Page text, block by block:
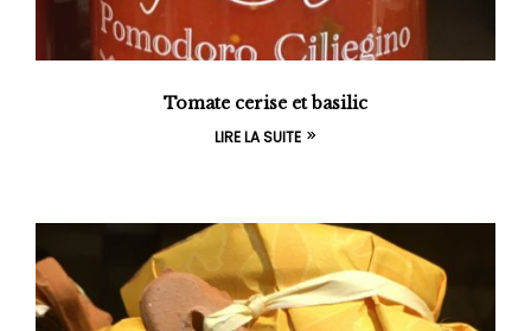
Tomate cerise et basilic
LIRE LA SUITE